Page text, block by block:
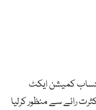
کمیشن ایکٹ
رائے سے منظور کرلیا